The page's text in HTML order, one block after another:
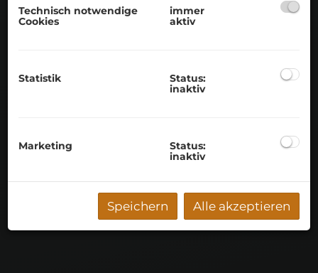
MEHRWERT
bekommen Sie einen besseren Einblick in
Ihre Immobilie und deren Wert. Unsere
priorisieren wir besonders den Mehrwert für
Sie und Ihre Immobilie. Füllen Sie jetzt unser
Formular aus, und wir führen die Bewertung
in Bestzeit durch.
Technisch notwendige
Cookies
immer
aktiv
Statistik
Status:
inaktiv
Marketing
Status:
inaktiv
Speichern Alle akzeptieren